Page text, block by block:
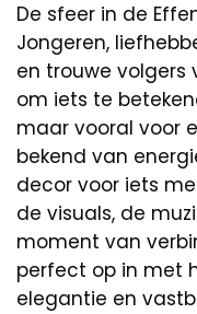
De sfeer in de
Jongeren,
en trouwe volgers
om iets te
maar vooral voor
bekend van
decor voor iets
de visuals, de
moment van
perfect op in met
elegantie en